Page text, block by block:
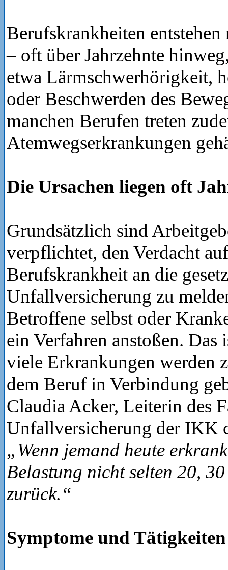
Berufskrankheiten entstehen
– oft über Jahrzehnte
etwa Lärmschwerhörigkeit,
oder Beschwerden des
manchen Berufen treten
Atemwegserkrankungen
Die Ursachen liegen oft
Grundsätzlich sind
verpflichtet, den Verdacht
Berufskrankheit an die
Unfallversicherung zu
Betroffene selbst oder
ein Verfahren anstoßen.
viele Erkrankungen werden
dem Beruf in Verbindung
Claudia Acker, Leiterin des
Unfallversicherung der IKK
„Wenn jemand heute
Belastung nicht selten 20,
zurück.“
Symptome und